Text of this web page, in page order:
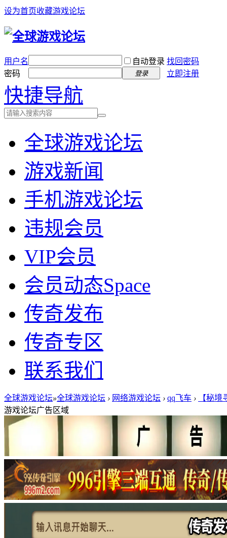
设为首页收藏游戏论坛
用户名 自动登录 找回密码
密码
登录 立即注册
快捷导航
全球游戏论坛
游戏新闻
手机游戏论坛
违规会员
VIP会员
会员动态Space
传奇发布
传奇专区
联系我们
全球游戏论坛»全球游戏论坛 › 网络游戏论坛 › qq飞车 ›
【秘
游戏论坛广告区域